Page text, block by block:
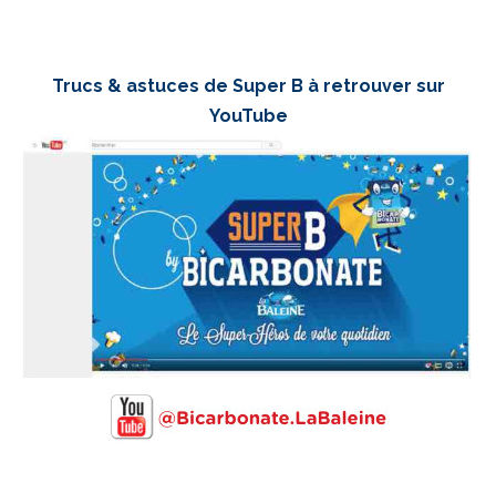
Trucs & astuces de Super B à retrouver sur
YouTube